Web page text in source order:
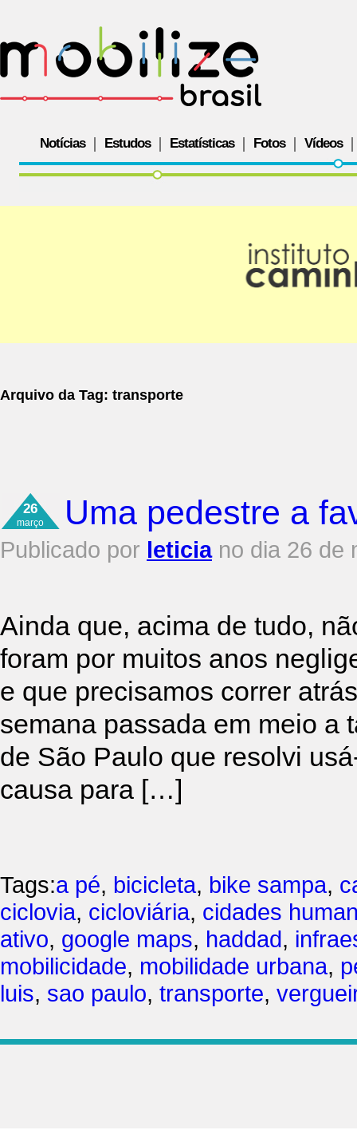
Notícias Estudos Estatísticas Fotos Vídeos
Arquivo da Tag: transporte
26
março Uma pedestre a
Publicado por leticiano dia 26 de
Ainda que, acima de tudo,
foram por muitos anos
e que precisamos correr
semana passada em meio a
de São Paulo que resolvi
causa para […]
Tags:a pé, bicicleta, bike sampa,
ciclovia, cicloviária, cidades
ativo, google maps, haddad,
mobilicidade, mobilidade urbana,
luis, sao paulo, transporte,